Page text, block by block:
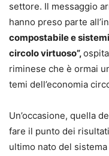
settore. Il messaggio
hanno preso parte
compostabile e
circolo virtuoso”,
riminese che è ormai
temi dell’economia
Un’occasione, quella
fare il punto dei
ultimo nato del